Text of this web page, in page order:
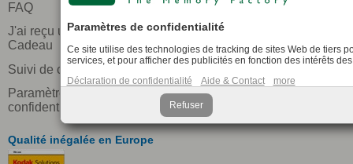
FAQ
J'ai reçu un Coffret
Cadeau
Suivi de commande
Paramètres de
confidentialité
Qualité inégalée en Europe
Paramètres de confidentialité
Ce site utilise des technologies de tracking de sites Web de tiers
services, et pour afficher des publicités en fonction des intérêts
Déclaration de confidentialité
Aide & Contact more
Refuser